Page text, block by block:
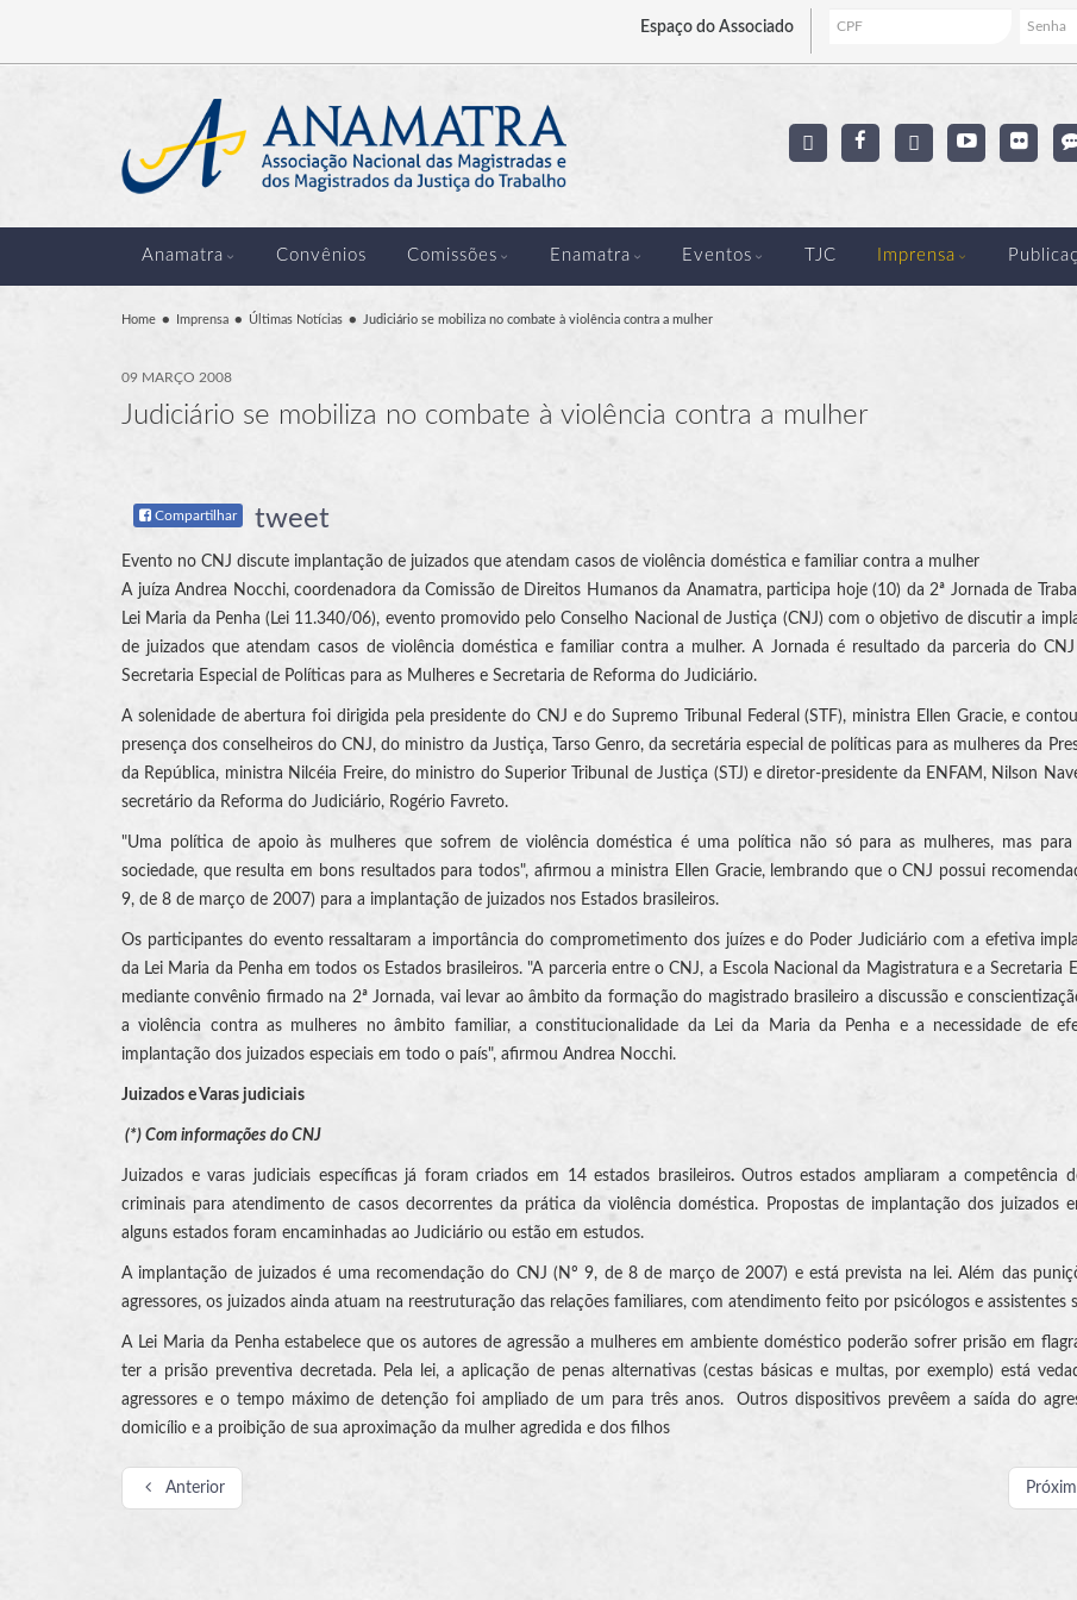
Espaço do Associado
Anamatra Convênios Comissões Enamatra Eventos TJC Imprensa
Home Imprensa Últimas Notícias Judiciário se mobiliza no combate à violência contra a mulher
09 MARÇO 2008
Judiciário se mobiliza no combate à violência contra a mulher
Compartilhar tweet
Evento no CNJ discute implantação de juizados que atendam casos de violência doméstica e familiar contra a mulher
A juíza Andrea Nocchi, coordenadora da Comissão de Direitos Humanos da Anamatra, participa hoje (10) da 2ª Jornada de
Lei Maria da Penha (Lei 11.340/06), evento promovido pelo Conselho Nacional de Justiça (CNJ) com o objetivo de discutir a
de juizados que atendam casos de violência doméstica e familiar contra a mulher. A Jornada é resultado da parceria do
Secretaria Especial de Políticas para as Mulheres e Secretaria de Reforma do Judiciário.
A solenidade de abertura foi dirigida pela presidente do CNJ e do Supremo Tribunal Federal (STF), ministra Ellen Gracie, e
presença dos conselheiros do CNJ, do ministro da Justiça, Tarso Genro, da secretária especial de políticas para as mulheres da
da República, ministra Nilcéia Freire, do ministro do Superior Tribunal de Justiça (STJ) e diretor-presidente da ENFAM, Nilson
secretário da Reforma do Judiciário, Rogério Favreto.
"Uma política de apoio às mulheres que sofrem de violência doméstica é uma política não só para as mulheres, mas
sociedade, que resulta em bons resultados para todos", afirmou a ministra Ellen Gracie, lembrando que o CNJ possui
9, de 8 de março de 2007) para a implantação de juizados nos Estados brasileiros.
Os participantes do evento ressaltaram a importância do comprometimento dos juízes e do Poder Judiciário com a efetiva
da Lei Maria da Penha em todos os Estados brasileiros. "A parceria entre o CNJ, a Escola Nacional da Magistratura e a Secretaria
mediante convênio firmado na 2ª Jornada, vai levar ao âmbito da formação do magistrado brasileiro a discussão e
a violência contra as mulheres no âmbito familiar, a constitucionalidade da Lei da Maria da Penha e a necessidade de
implantação dos juizados especiais em todo o país", afirmou Andrea Nocchi.
Juizados e Varas judiciais
(*) Com informações do CNJ
Juizados e varas judiciais específicas já foram criados em 14 estados brasileiros. Outros estados ampliaram a competência
criminais para atendimento de casos decorrentes da prática da violência doméstica. Propostas de implantação dos juizados
alguns estados foram encaminhadas ao Judiciário ou estão em estudos.
A implantação de juizados é uma recomendação do CNJ (Nº 9, de 8 de março de 2007) e está prevista na lei. Além das
agressores, os juizados ainda atuam na reestruturação das relações familiares, com atendimento feito por psicólogos e assistentes
A Lei Maria da Penha estabelece que os autores de agressão a mulheres em ambiente doméstico poderão sofrer prisão em
ter a prisão preventiva decretada. Pela lei, a aplicação de penas alternativas (cestas básicas e multas, por exemplo) está
agressores e o tempo máximo de detenção foi ampliado de um para três anos. Outros dispositivos prevêem a saída do
domicílio e a proibição de sua aproximação da mulher agredida e dos filhos
Anterior